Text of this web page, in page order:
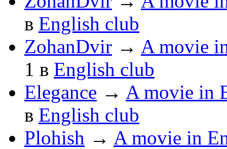
в English club
ZohanDvir → A movie
1 в English club
Elegance → A movie in
в English club
Plohish → A movie in